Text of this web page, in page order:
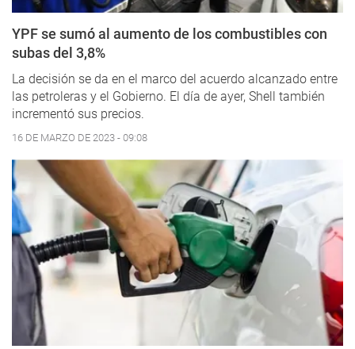
YPF se sumó al aumento de los combustibles con
subas del 3,8%
La decisión se da en el marco del acuerdo alcanzado entre
las petroleras y el Gobierno. El día de ayer, Shell también
incrementó sus precios.
16 DE MARZO DE 2023 - 09:08